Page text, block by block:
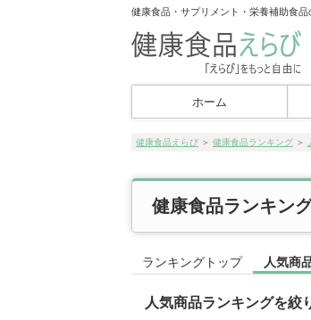
健康食品・サプリメント・栄養補助食
ホーム
健康食品えらび ＞ 健康食品ランキング ＞
健康食品ランキン
ランキングトップ 人気商
人気商品ランキングを絞